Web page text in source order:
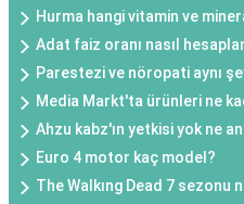
Hurma hangi vitamin ve
Adat faiz oranı nasıl
Parestezi ve nöropati aynı
Media Markt'ta ürünleri ne
Ahzu kabz'ın yetkisi yok ne
Euro 4 motor kaç model?
The Walkıng Dead 7 sezonu